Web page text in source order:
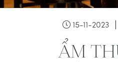
15-11-2023
ẨM